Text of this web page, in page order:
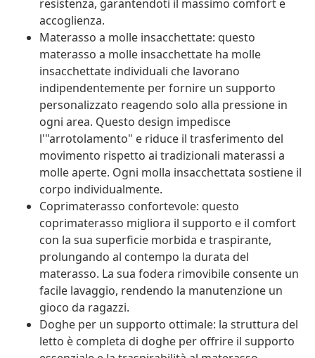
resistenza, garantendoti il massimo comfort e
accoglienza.
Materasso a molle insacchettate: questo
materasso a molle insacchettate ha molle
insacchettate individuali che lavorano
indipendentemente per fornire un supporto
personalizzato reagendo solo alla pressione in
ogni area. Questo design impedisce
l'"arrotolamento" e riduce il trasferimento del
movimento rispetto ai tradizionali materassi a
molle aperte. Ogni molla insacchettata sostiene il
corpo individualmente.
Coprimaterasso confortevole: questo
coprimaterasso migliora il supporto e il comfort
con la sua superficie morbida e traspirante,
prolungando al contempo la durata del
materasso. La sua fodera rimovibile consente un
facile lavaggio, rendendo la manutenzione un
gioco da ragazzi.
Doghe per un supporto ottimale: la struttura del
letto è completa di doghe per offrire il supporto